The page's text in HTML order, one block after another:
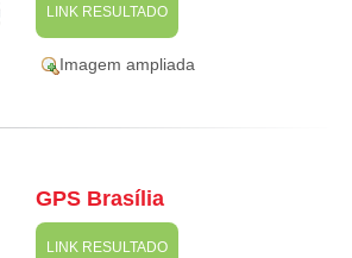
LINK RESULTADO
Imagem ampliada
GPS Brasília
LINK RESULTADO